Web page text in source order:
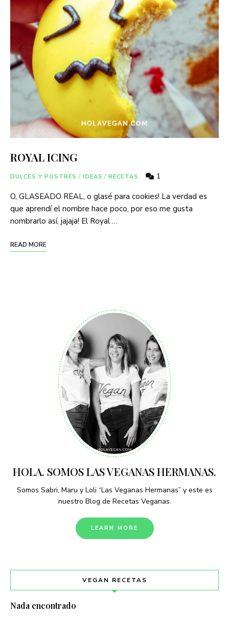
ROYAL ICING
DULCES Y POSTRES / IDEAS / RECETAS 1
O, GLASEADO REAL, o glasé para cookies! La verdad es
que aprendí el nombre hace poco, por eso me gusta
nombrarlo así, jajaja! El Royal …
READ MORE
HOLA. SOMOS LAS VEGANAS HERMANAS.
Somos Sabri, Maru y Loli “Las Veganas Hermanas” y este es
nuestro Blog de Recetas Veganas.
LEARN MORE
VEGAN RECETAS
Nada encontrado